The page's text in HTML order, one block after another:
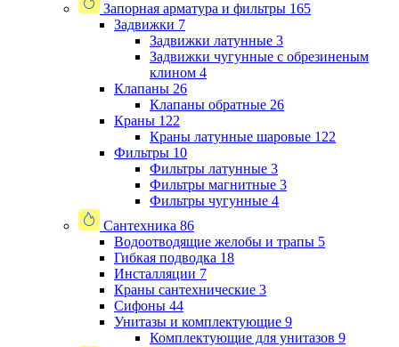
Запорная арматура и фильтры 165
Задвижки 7
Задвижки латунные 3
Задвижки чугунные с обрезиненым
клином 4
Клапаны 26
Клапаны обратные 26
Краны 122
Краны латунные шаровые 122
Фильтры 10
Фильтры латунные 3
Фильтры магнитные 3
Фильтры чугунные 4
Сантехника 86
Водоотводящие желобы и трапы 5
Гибкая подводка 18
Инсталляции 7
Краны сантехнические 3
Сифоны 44
Унитазы и комплектующие 9
Комплектующие для унитазов 9